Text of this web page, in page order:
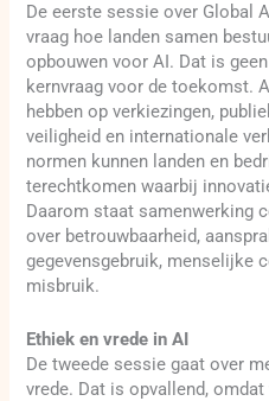
De eerste sessie over Global
vraag hoe landen samen
opbouwen voor AI. Dat is
kernvraag voor de toekomst.
hebben op verkiezingen,
veiligheid en internationale
normen kunnen landen en
terechtkomen waarbij
Daarom staat samenwerking
over betrouwbaarheid,
gegevensgebruik, menselijke
misbruik.
Ethiek en vrede in AI
De tweede sessie gaat over
vrede. Dat is opvallend, omdat